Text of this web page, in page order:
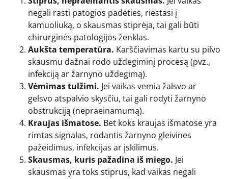
negali rasti patogios padėties, riestasi į
kamuoliuką, o skausmas stiprėja, tai gali būti
chirurginės patologijos ženklas.
Aukšta temperatūra. Karščiavimas kartu su pilvo
skausmu dažnai rodo uždegiminį procesą (pvz.,
infekciją ar žarnyno uždegimą).
Vėmimas tulžimi. Jei vaikas vemia žalsvo ar
gelsvo atspalvio skysčiu, tai gali rodyti žarnyno
obstrukciją (nepraeinamumą).
Kraujas išmatose. Bet koks kraujas išmatose yra
rimtas signalas, rodantis žarnyno gleivinės
pažeidimus, infekcijas ar įskilimus.
Skausmas, kuris pažadina iš miego. Jei
skausmas yra toks stiprus, kad vaikas negali